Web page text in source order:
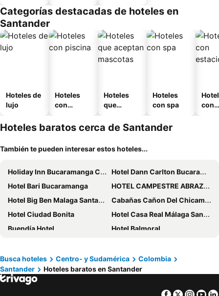
o
Categorías destacadas de hoteles en
Santander
Hoteles de
lujo
Hoteles
con
Hoteles
que
mascotas
Hoteles
con spa
con
Hoteles baratos cerca de Santander
También te pueden interesar estos hoteles...
Holiday Inn Bucaramanga Cacique by IHG
Hotel Dann Carlton Bucaramanga
Hotel Bari Bucaramanga
HOTEL CAMPESTRE ABRAZO DEL ANGEL
Hotel Big Ben Malaga Santander
Cabañas Cañon Del Chicamocha
Hotel Ciudad Bonita
Hotel Casa Real Málaga Santander
Buendía Hotel
Hotel Balmoral
Hotel Palonegro
Hotel Castillo Resort
Hampton by Hilton Bucaramanga
Hotel Chicamocha
Hicasua Hotel Boutique
Busca hoteles Centro- y Sudamérica
Colombia
Santander
Hoteles baratos en Santander
Facebook
Twitter